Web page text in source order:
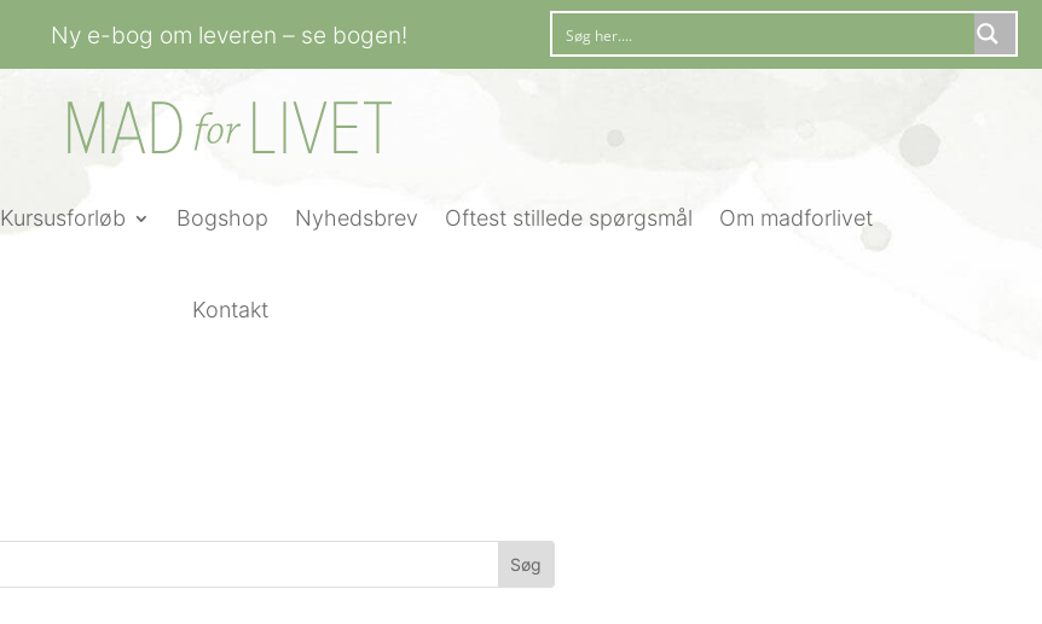
Ny e-bog om leveren – se bogen!
Kursusforløb Bogshop Nyhedsbrev Oftest stillede spørgsmål Om madforlivet
Kontakt